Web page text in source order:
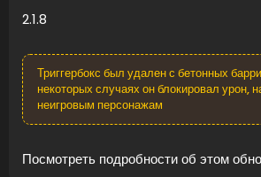
Есть 2...
2.1.8
Триггербокс был удален с бетонных
некоторых случаях он блокировал урон,
неигровым персонажам
Посмотреть подробности об этом